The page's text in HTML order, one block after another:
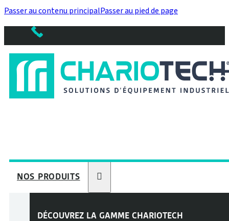
Passer au contenu principalPasser au pied de page
NOS PRODUITS
DÉCOUVREZ LA GAMME CHARIOTECH